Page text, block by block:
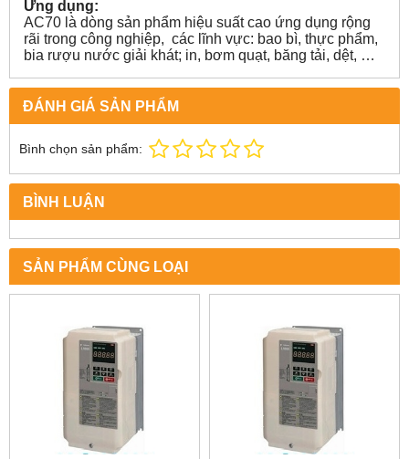
Ứng dụng:
AC70 là dòng sản phẩm hiệu suất cao ứng dụng rộng
rãi trong công nghiệp, các lĩnh vực: bao bì, thực phẩm,
bia rượu nước giải khát; in, bơm quạt, băng tải, dệt, …
ĐÁNH GIÁ SẢN PHẨM
Bình chọn sản phẩm:
BÌNH LUẬN
SẢN PHẨM CÙNG LOẠI